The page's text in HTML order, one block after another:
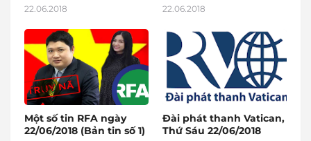
22.06.2018 22.06.2018
Một số tin RFA ngày
22/06/2018 (Bản tin số 1)
Đài phát thanh Vatican,
Thứ Sáu 22/06/2018